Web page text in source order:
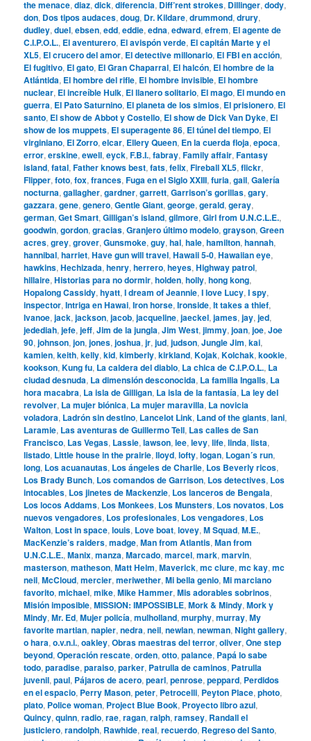
the menace,diaz,dick,diferencia, Diff’rent strokes, Dillinger,dody,
don, Dos tipos audaces,doug, Dr. Kildare,drummond,drury,
dudley,duel,ebsen,edd,eddie,edna,edward,efrem, El agente de
C.I.P.O.L., El aventurero, El avispón verde, El capitán Marte y el
XL5, El crucero del amor, El detective millonario, El FBI en acción,
El fugitivo, El gato, El Gran Chaparral, El halcón, El hombre de la
Atlántida, El hombre del rifle, El hombre invisible, El hombre
nuclear, El increíble Hulk, El llanero solitario, El mago, El mundo en
guerra, El Pato Saturnino, El planeta de los simios, El prisionero, El
santo, El show de Abbot y Costello, El show de Dick Van Dyke, El
show de los muppets, El superagente 86, El túnel del tiempo, El
virginiano, El Zorro,elcar, Ellery Queen, En la cuerda floja,epoca,
error,erskine,ewell,eyck,F.B.I.,fabray,Family affair,Fantasy
island,fatal,Father knows best,fats,felix,Fireball XL5,flickr,
Flipper,foto,fox,frances,Fuga en el Siglo XXIII,furia,gail,Galería
nocturna,gallagher,gardner,garrett,Garrison’s gorillas,gary,
gazzara,gene,genero,Gentle Giant,george,gerald,geray,
german,Get Smart,Gilligan’s island,gilmore,Girl from U.N.C.L.E.,
goodwin,gordon,gracias,Granjero último modelo,grayson,Green
acres,grey,grover,Gunsmoke,guy,hal,hale,hamilton,hannah,
hannibal,harriet,Have gun will travel,Hawaii 5-0,Hawaiian eye,
hawkins,Hechizada,henry,herrero,heyes,Highway patrol,
hillaire,Historias para no dormir,holden,holly,hong kong,
Hopalong Cassidy,hyatt,I dream of Jeannie,I love Lucy,I spy,
inspector,Intriga en Hawai,Iron horse,Ironside,It takes a thief,
Ivanoe,jack,jackson,jacob,jacqueline,jaeckel,james,jay,jed,
jedediah,jefe,jeff,Jim de la jungla,Jim West,jimmy,joan,joe,Joe
90,johnson,jon,jones,joshua,jr,jud,judson,Jungle Jim,kai,
kamien,keith,kelly,kid,kimberly,kirkland,Kojak,Kolchak,kookie,
kookson,Kung fu, La caldera del diablo, La chica de C.I.P.O.L., La
ciudad desnuda, La dimensión desconocida, La familia Ingalls, La
hora macabra, La isla de Gilligan, La isla de la fantasía, La ley del
revolver, La mujer biónica, La mujer maravilla, La novicia
voladora, Ladrón sin destino, Lancelot Link, Land of the giants,lani,
Laramie, Las aventuras de Guillermo Tell, Las calles de San
Francisco, Las Vegas, Lassie,lawson,lee,levy,life,linda,lista,
listado, Little house in the prairie,lloyd,lofty,logan, Logan´s run,
long, Los acuanautas, Los ángeles de Charlie, Los Beverly ricos,
Los Brady Bunch, Los comandos de Garrison, Los detectives, Los
intocables, Los jinetes de Mackenzie, Los lanceros de Bengala,
Los locos Addams, Los Monkees, Los Munsters, Los novatos, Los
nuevos vengadores, Los profesionales, Los vengadores, Los
Walton, Lost in space,louis, Love boat,lovey,M Squad,M.E.,
MacKenzie’s raiders,madge,Man from Atlantis,Man from
U.N.C.L.E.,Manix,manza,Marcado,marcel,mark,marvin,
masterson,matheson,Matt Helm,Maverick,mc clure,mc kay,mc
neil,McCloud,mercier,meriwether,Mi bella genio,Mi marciano
favorito,michael,mike,Mike Hammer,Mis adorables sobrinos,
Misión imposible,MISSION: IMPOSSIBLE,Mork & Mindy,Mork y
Mindy,Mr. Ed,Mujer policía,mulholland,murphy,murray,My
favorite martian,napier,nedra,neil,newlan,newman,Night gallery,
o hara,o.v.n.i.,oakley,Obras maestras del terror,oliver,One step
beyond,Operación rescate,orden,otto,palance, Papá lo sabe
todo,paradise,paraiso,parker, Patrulla de caminos, Patrulla
juvenil,paul, Pájaros de acero,pearl,penrose,peppard, Perdidos
en el espacio, Perry Mason,peter, Petrocelli, Peyton Place,photo,
plato, Police woman, Project Blue Book, Proyecto libro azul,
Quincy,quinn,radio,rae,ragan,ralph,ramsey, Randall el
justiciero,randolph, Rawhide,real,recuerdo, Regreso del Santo,